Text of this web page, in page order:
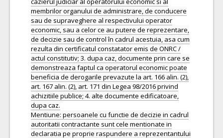
membrilor organului de administrare, de conducere
sau de supraveghere al respectivului operator
economic, sau a celor ce au putere de reprezentare,
de decizie sau de control în cadrul acestuia, asa cum
rezulta din certificatul constatator emis de ONRC /
actul constitutiv; 3. dupa caz, documente prin care se
demonstreaza faptul ca operatorul economic poate
beneficia de derogarile prevazute la art. 166 alin. (2),
art. 167 alin. (2), art. 171 din Legea 98/2016 privind
achizitiile publice; 4. alte documente edificatoare,
dupa caz.
Mentiune: persoanele cu functie de decizie in cadrul
autoritatii contractante sunt cele mentionate in
declaratia pe proprie raspundere a reprezentantului